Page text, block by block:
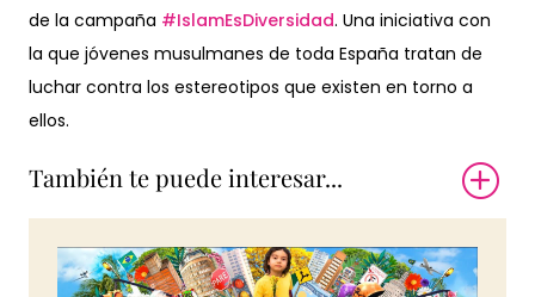
de la campaña #IslamEsDiversidad. Una iniciativa con
la que jóvenes musulmanes de toda España tratan de
luchar contra los estereotipos que existen en torno a
ellos.
También te puede interesar...